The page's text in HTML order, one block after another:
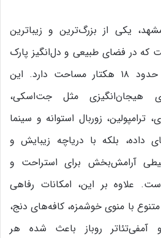
یکی از بزرگ‌ترین و زیباترین
که در فضای طبیعی و دل‌انگیز پارک
کوهسنگی جای گرفته و حدود ۱۸ هکتار مساحت دارد. این
هیجان‌انگیزی مثل جت‌اسکی،
ترامپولین، زوربال استوانه و سینما
بلکه با دریاچه زیبایش و
آرامش‌بخش برای استراحت و
علاوه بر این، امکانات رفاهی
با منوی خوشمزه، کافه‌های دنج،
و آمفی‌تئاتر روباز باعث شده هر